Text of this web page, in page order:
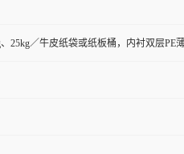
25kg／牛皮纸袋或纸板桶，内衬双层PE